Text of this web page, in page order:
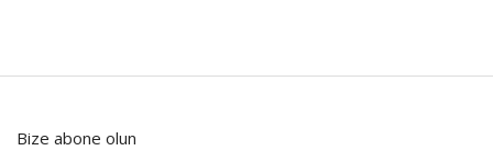
Bize abone olun